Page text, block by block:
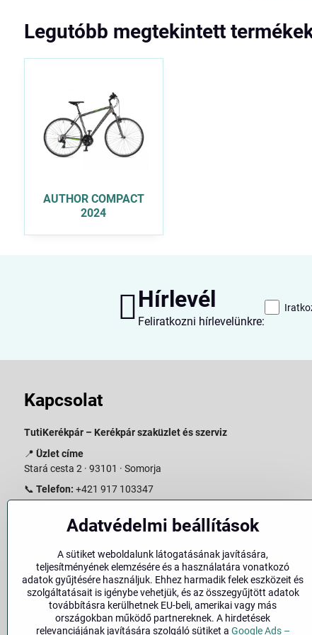
Legutóbb megtekintett
AUTHOR COMPACT
2024
Hírlevél
Feliratkozni hírlevelünkre:
Kapcsolat
TutiKerékpár – Kerékpár szaküzlet és szerviz
📍 Üzlet címe
Stará cesta 2 · 93101 · Somorja
📞 Telefon: +421 917 103347
Nyitvatartás:
Hétfő–Péntek: 09:00–15:00
Szombat: 09:00–11:00
Vasárnap: Zárva
Bolt megtekintése a térképen(Google Maps link)
Adatvédelmi beállítások
A sütiket weboldalunk látogatásának javítására,
teljesítményének elemzésére és a használatára vonatkozó
adatok gyűjtésére használjuk. Ehhez harmadik felek eszközeit és
szolgáltatásait is igénybe vehetjük, és az összegyűjtött adatok
továbbításra kerülhetnek EU-beli, amerikai vagy más
országokban működő partnereknek. A hirdetések
relevanciájának javítására szolgáló sütiket a Google Ads –